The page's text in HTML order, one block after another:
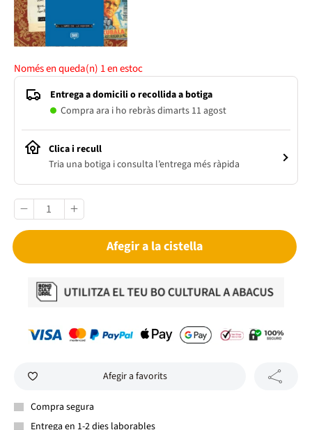
Només en queda(n) 1en estoc
Entrega a domicili o recollida a botiga
Compra ara i ho rebràs dimarts 11 agost
Clica i recull
Tria una botiga i consulta l’entrega més ràpida
Afegir a la cistella
Afegir a favorits
Compra segura
Entrega en 1-2 dies laborables